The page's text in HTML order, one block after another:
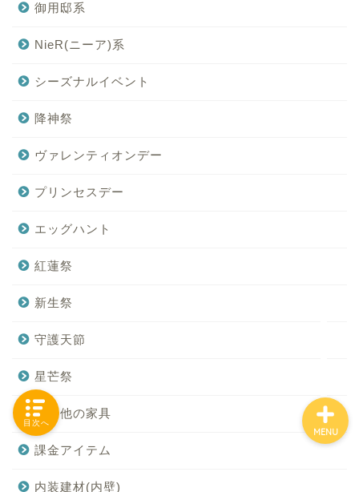
御用邸系
NieR(ニーア)系
シーズナルイベント
降神祭
ヴァレンティオンデー
プリンセスデー
エッグハント
紅蓮祭
新生祭
守護天節
星芒祭
その他の家具
課金アイテム
内装建材(内壁)
MENU
目次へ